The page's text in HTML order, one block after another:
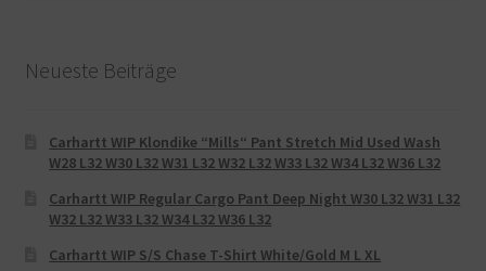
Neueste Beiträge
Carhartt WIP Klondike “Mills“ Pant Stretch Mid Used Wash
W28 L32 W30 L32 W31 L32 W32 L32 W33 L32 W34 L32 W36 L32
Carhartt WIP Regular Cargo Pant Deep Night W30 L32 W31 L32
W32 L32 W33 L32 W34 L32 W36 L32
Carhartt WIP S/S Chase T-Shirt White/Gold M L XL